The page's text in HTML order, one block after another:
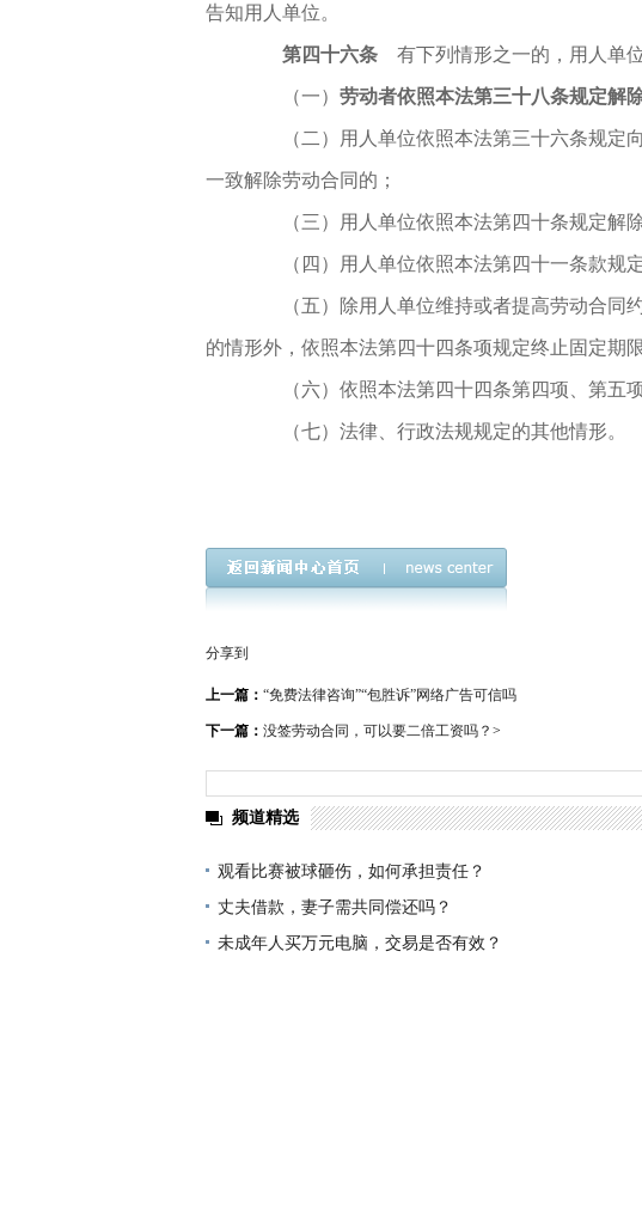
告知用人单位。
第四十六条 有下列情形之一的，用人单
（一） 劳动者依照本法第三十八条规定解
（二）用人单位依照本法第三十六条规定
一致解除劳动合同的；
（三）用人单位依照本法第四十条规定解除
（四）用人单位依照本法第四十一条款规定
（五）除用人单位维持或者提高劳动合同
的情形外，依照本法第四十四条项规定终止固定期
（六）依照本法第四十四条第四项、第五项
（七）法律、行政法规规定的其他情形。
分享到
上一篇： “免费法律咨询”“包胜诉”网络广告可信吗
下一篇： 没签劳动合同，可以要二倍工资吗？ >
频道精选
观看比赛被球砸伤，如何承担责任？
丈夫借款，妻子需共同偿还吗？
未成年人买万元电脑，交易是否有效？